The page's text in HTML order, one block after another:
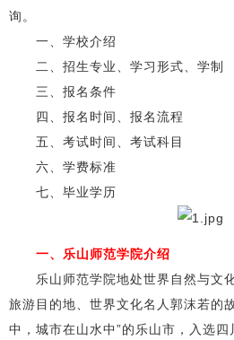
询。
一、学校介绍
二、招生专业、学习形式、学制
三、报名条件
四、报名时间、报名流程
五、考试时间、考试科目
六、学费标准
七、毕业学历
一、乐山师范学院介绍
乐山师范学院地处世界自然与文
旅游目的地、世界文化名人郭沫若
中，城市在山水中”的乐山市，入选